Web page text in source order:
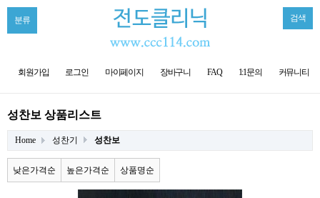
분류 검색
회원가입 로그인 마이페이지 장바구니 FAQ 1:1문의 커뮤니티
성찬보 상품리스트
Home 성찬기 성찬보
낮은가격순 높은가격순 상품명순